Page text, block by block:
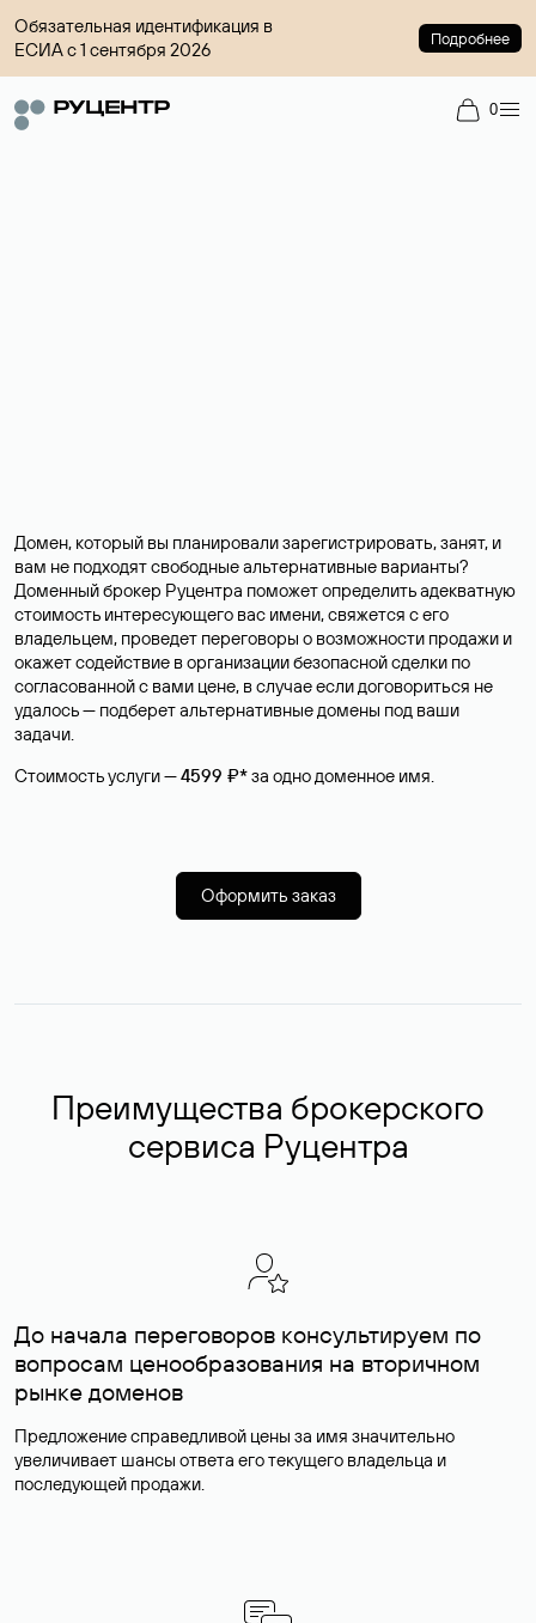
Обязательная идентификация в
ЕСИА с 1 сентября 2026
Подробнее
0
Домен, который вы планировали зарегистрировать, занят, и
вам не подходят свободные альтернативные варианты?
Доменный брокер Руцентра поможет определить адекватную
стоимость интересующего вас имени, свяжется с его
владельцем, проведет переговоры о возможности продажи и
окажет содействие в организации безопасной сделки по
согласованной с вами цене, в случае если договориться не
удалось — подберет альтернативные домены под ваши
задачи.
Стоимость услуги —4599 ₽*за одно доменное имя.
Оформить заказ
Преимущества брокерского
сервиса Руцентра
До начала переговоров консультируем по
вопросам ценообразования на вторичном
рынке доменов
Предложение справедливой цены за имя значительно
увеличивает шансы ответа его текущего владельца и
последующей продажи.